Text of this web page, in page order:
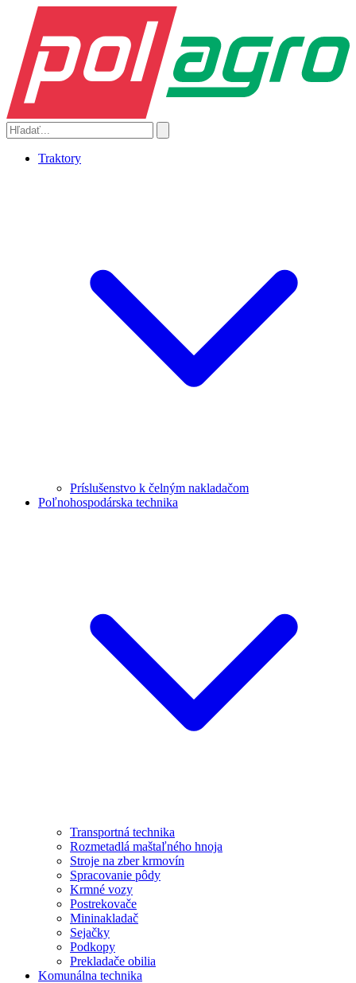
Traktory
Príslušenstvo k čelným nakladačom
Poľnohospodárska technika
Transportná technika
Rozmetadlá maštaľného hnoja
Stroje na zber krmovín
Spracovanie pôdy
Krmné vozy
Postrekovače
Mininakladač
Sejačky
Podkopy
Prekladače obilia
Komunálna technika